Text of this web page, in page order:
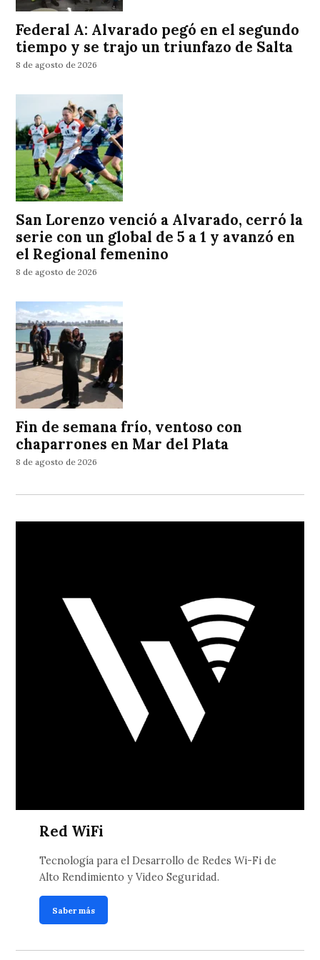
Federal A: Alvarado pegó en el segundo
tiempo y se trajo un triunfazo de Salta
8 de agosto de 2026
San Lorenzo venció a Alvarado, cerró la
serie con un global de 5 a 1 y avanzó en
el Regional femenino
8 de agosto de 2026
Fin de semana frío, ventoso con
chaparrones en Mar del Plata
8 de agosto de 2026
Red WiFi
Tecnología para el Desarrollo de Redes Wi-Fi de
Alto Rendimiento y Video Seguridad.
Saber más